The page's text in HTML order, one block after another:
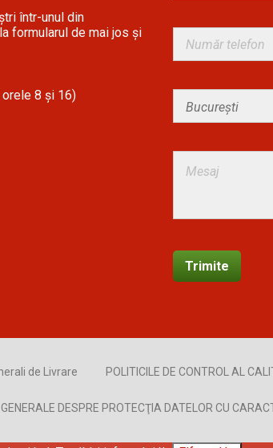
într-unul din
formularul de mai jos și
8 și 16)
de Livrare POLITICILE DE CONTROL AL
GENERALE DESPRE PROTECŢIA DATELOR CU